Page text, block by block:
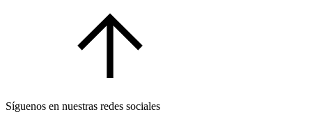
Síguenos en nuestras redes sociales